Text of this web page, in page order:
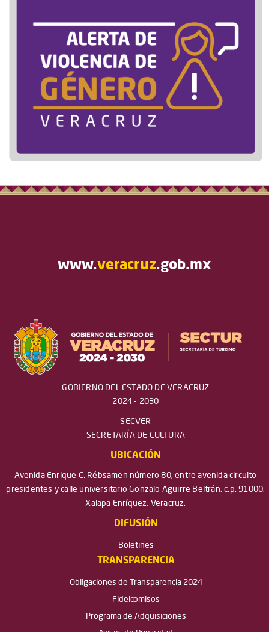
www.veracruz.gob.mx
GOBIERNO DEL ESTADO DE VERACRUZ
2024 - 2030
SECVER
SECRETARÍA DE CULTURA
UBICACIÓN
Avenida Enrique C. Rébsamen número 80, entre avenida circuito
presidentes y calle universitario Gonzalo Aguirre Beltrán, c.p. 91000,
Xalapa Enríquez, Veracruz.
DIFUSIÓN
Boletines
TRANSPARENCIA
Obligaciones de Transparencia 2024
Fideicomisos
Programa de Adquisiciones